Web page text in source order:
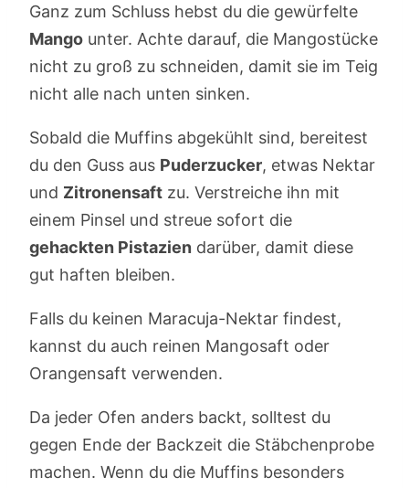
Ganz zum Schluss hebst du die gewürfelte
Mango unter. Achte darauf, die Mangostücke
nicht zu groß zu schneiden, damit sie im Teig
nicht alle nach unten sinken.
Sobald die Muffins abgekühlt sind, bereitest
du den Guss aus Puderzucker, etwas Nektar
und Zitronensaft zu. Verstreiche ihn mit
einem Pinsel und streue sofort die
gehackten Pistazien darüber, damit diese
gut haften bleiben.
Falls du keinen Maracuja-Nektar findest,
kannst du auch reinen Mangosaft oder
Orangensaft verwenden.
Da jeder Ofen anders backt, solltest du
gegen Ende der Backzeit die Stäbchenprobe
machen. Wenn du die Muffins besonders